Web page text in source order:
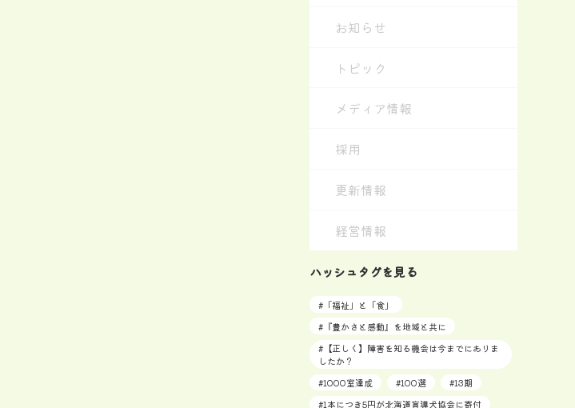
お知らせ
トピック
メディア情報
採用
更新情報
経営情報
ハッシュタグを見る
# 「福祉」と「食」
# 『豊かさと感動』を地域と共に
# 【正しく】障害を知る機会は今までにありま
したか？
#1000室達成 #100選 #13期
#1本につき5円が北海道盲導犬協会に寄付